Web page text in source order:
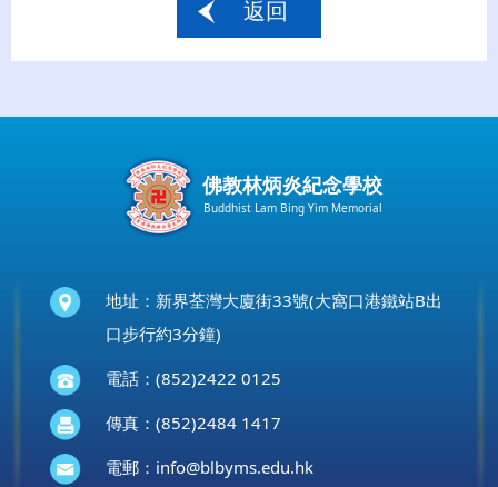
返回
佛教林炳炎紀念學校
Buddhist Lam Bing Yim Memorial
地址：新界荃灣大廈街33號(大窩口港鐵站B出
口步行約3分鐘)
電話：(852)2422 0125
傳真：(852)2484 1417
電郵： info@blbyms.edu.hk